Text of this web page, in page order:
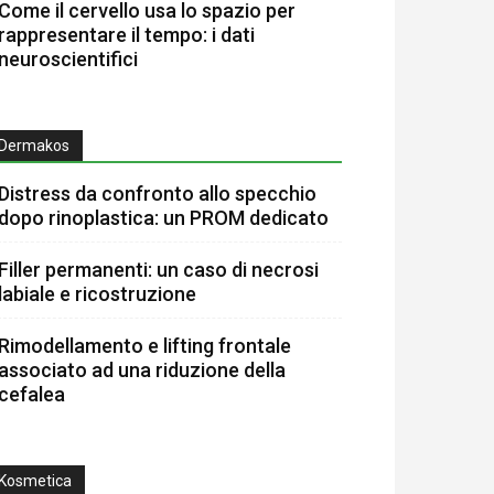
il cervello usa lo spazio per
il tempo: i dati
da confronto allo specchio
rinoplastica: un PROM dedicato
permanenti: un caso di necrosi
e ricostruzione
e lifting frontale
ad una riduzione della